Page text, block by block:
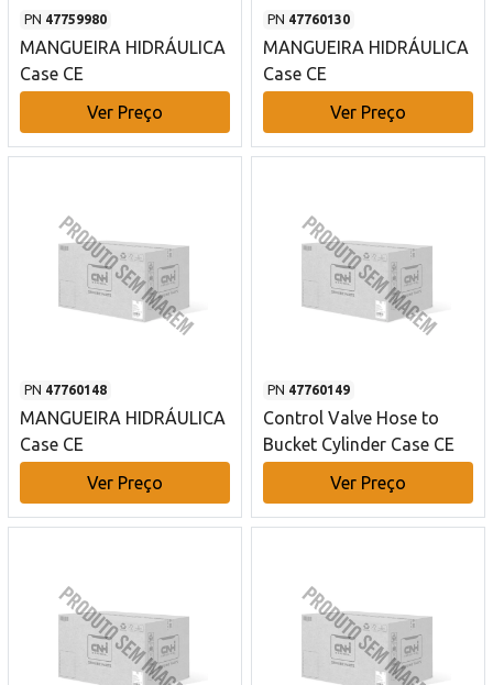
PN 47759980
MANGUEIRA HIDRÁULICA
Case CE
Ver Preço
PN 47760130
MANGUEIRA HIDRÁULICA
Case CE
Ver Preço
PN 47760148
MANGUEIRA HIDRÁULICA
Case CE
Ver Preço
PN 47760149
Control Valve Hose to
Bucket Cylinder Case CE
Ver Preço